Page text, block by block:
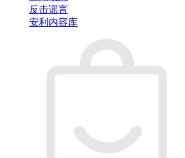
反击谣言
安利内容库